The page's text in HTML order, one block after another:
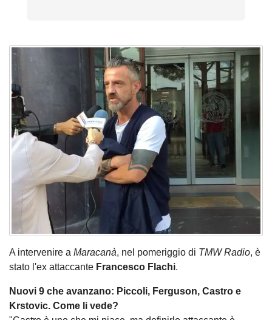
A intervenire a Maracanà, nel pomeriggio di TMW Radio, è
stato l'ex attaccante Francesco Flachi.
Nuovi 9 che avanzano: Piccoli, Ferguson, Castro e
Krstovic. Come li vede?